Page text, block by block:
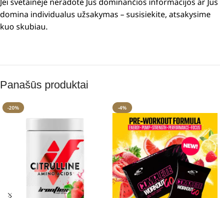
domina individualus užsakymas – susisiekite, atsakysime
kuo skubiau.
Panašūs produktai
-20% -4%